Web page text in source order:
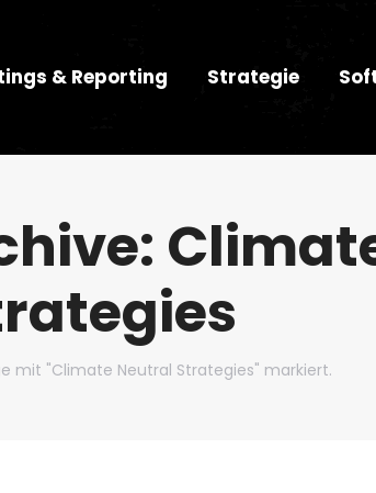
& Reporting Strategie
mit "Climate Neutral Strategies" markiert.